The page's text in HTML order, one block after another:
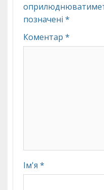
позначені *
Коментар *
Ім'я *